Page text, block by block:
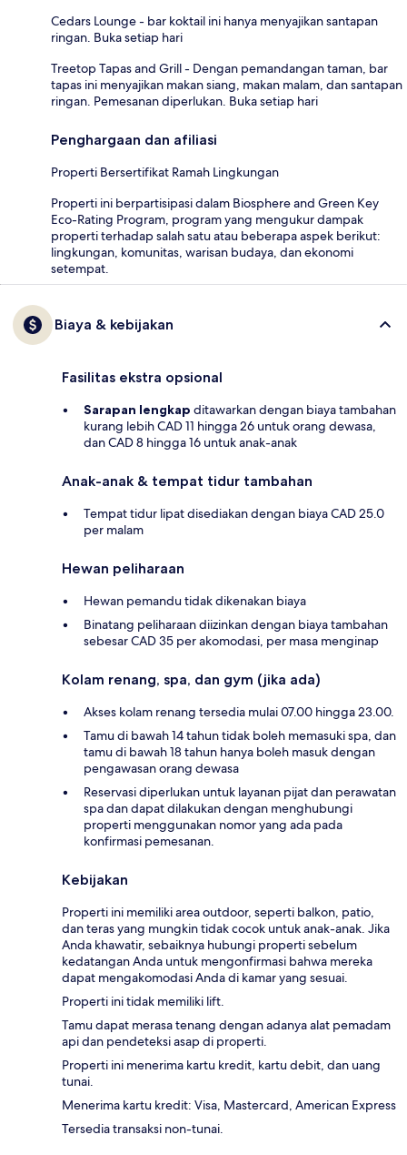
Cedars Lounge - bar koktail ini hanya menyajikan santapan
ringan. Buka setiap hari
Treetop Tapas and Grill - Dengan pemandangan taman, bar
tapas ini menyajikan makan siang, makan malam, dan santapan
ringan. Pemesanan diperlukan. Buka setiap hari
Penghargaan dan afiliasi
Properti Bersertifikat Ramah Lingkungan
Properti ini berpartisipasi dalam Biosphere and Green Key
Eco-Rating Program, program yang mengukur dampak
properti terhadap salah satu atau beberapa aspek berikut:
lingkungan, komunitas, warisan budaya, dan ekonomi
setempat.
Biaya & kebijakan
Fasilitas ekstra opsional
Sarapan lengkap ditawarkan dengan biaya tambahan
kurang lebih CAD 11 hingga 26 untuk orang dewasa,
dan CAD 8 hingga 16 untuk anak-anak
Anak-anak & tempat tidur tambahan
Tempat tidur lipat disediakan dengan biaya CAD 25.0
per malam
Hewan peliharaan
Hewan pemandu tidak dikenakan biaya
Binatang peliharaan diizinkan dengan biaya tambahan
sebesar CAD 35 per akomodasi, per masa menginap
Kolam renang, spa, dan gym (jika ada)
Akses kolam renang tersedia mulai 07.00 hingga 23.00.
Tamu di bawah 14 tahun tidak boleh memasuki spa, dan
tamu di bawah 18 tahun hanya boleh masuk dengan
pengawasan orang dewasa
Reservasi diperlukan untuk layanan pijat dan perawatan
spa dan dapat dilakukan dengan menghubungi
properti menggunakan nomor yang ada pada
konfirmasi pemesanan.
Kebijakan
Properti ini memiliki area outdoor, seperti balkon, patio,
dan teras yang mungkin tidak cocok untuk anak-anak. Jika
Anda khawatir, sebaiknya hubungi properti sebelum
kedatangan Anda untuk mengonfirmasi bahwa mereka
dapat mengakomodasi Anda di kamar yang sesuai.
Properti ini tidak memiliki lift.
Tamu dapat merasa tenang dengan adanya alat pemadam
api dan pendeteksi asap di properti.
Properti ini menerima kartu kredit, kartu debit, dan uang
tunai.
Menerima kartu kredit: Visa, Mastercard, American Express
Tersedia transaksi non-tunai.